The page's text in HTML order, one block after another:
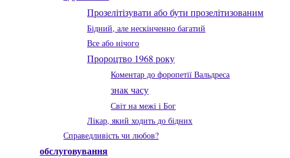
Прозелітізувати або бути прозелітизованим
Бідний, але нескінченно багатий
Все або нічого
Пророцтво 1968 року
Коментар до форопетії Вальдреса
знак часу
Світ на межі і Бог
Лікар, який ходить до бідних
Справедливість чи любов?
обслуговування